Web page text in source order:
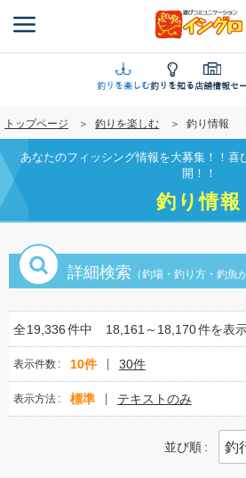
ン
に
移
動
釣りを楽しむ釣りを知る店舗情報セ
トップページ 釣りを楽しむ 釣り情報
あなたのフィッシング情報を大募集！！喜
開！！
釣り情報
詳細検索 （釣場・釣り方・釣魚
全19,336件中 18,161～18,170件を表
表示件数 10件 30件
表示方法 標準 テキストのみ
並び順